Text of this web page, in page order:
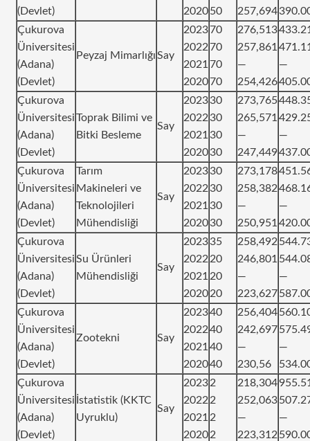
(Devlet)
2020 50
257,694
Çukurova
Üniversitesi
(Adana)
(Devlet)
Peyzaj MimarlığıSay
2023
2022
2021
2020
70
70
70
70
276,513
257,861
—
254,426
—
Çukurova
Üniversitesi
(Adana)
(Devlet)
Toprak Bilimi ve
Bitki Besleme
Say
2023
2022
2021
2020
30
30
30
30
273,765
265,571
—
247,449
—
Çukurova
Üniversitesi
(Adana)
(Devlet)
Tarım
Makineleri ve
Teknolojileri
Mühendisliği
Say
2023
2022
2021
2020
30
30
30
30
273,178
258,382
—
250,951
—
Çukurova
Üniversitesi
(Adana)
(Devlet)
Su Ürünleri
Mühendisliği
Say
2023
2022
2021
2020
35
20
20
20
258,492
246,801
—
223,627
—
Çukurova
Üniversitesi
(Adana)
(Devlet)
Zootekni Say
2023
2022
2021
2020
40
40
40
40
256,404
242,697
—
230,56
—
Çukurova
Üniversitesi
(Adana)
(Devlet)
İstatistik (KKTC
Uyruklu)
Say
2023
2022
2021
2020
2
2
2
2
218,304
252,063
—
223,312
—